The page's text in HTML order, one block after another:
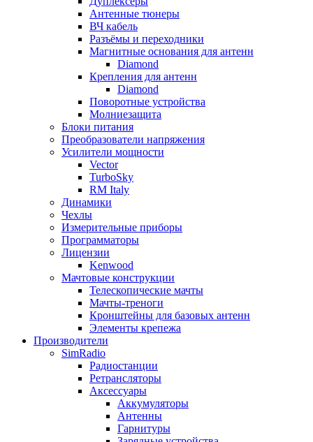
Антенные тюнеры
ВЧ кабель
Разъёмы и переходники
Магнитные основания для антенн
Diamond
Крепления для антенн
Diamond
Поворотные устройства
Молниезащита
Блоки питания
Преобразователи напряжения
Усилители мощности
Vector
TurboSky
RM Italy
Динамики
Чехлы
Измерительные приборы
Программаторы
Лицензии
Kenwood
Мачтовые конструкции
Телескопические мачты
Мачты-треноги
Кронштейны для базовых антенн
Элементы крепежа
Производители
SimRadio
Радиостанции
Ретрансляторы
Аксессуары
Аккумуляторы
Антенны
Гарнитуры